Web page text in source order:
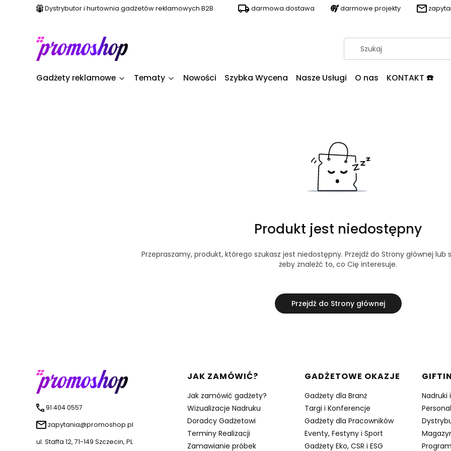
Dystrybutor i hurtownia gadżetów reklamowych B2B darmowa dostawa darmowe projekty
Gadżety reklamowe Tematy Nowości Szybka Wycena Nasze Usługi O nas KONTAKT ☎️
Produkt jest niedostępny
Przepraszamy, produkt, którego szukasz jest niedostępny. Przejdź do Strony głównej lub
żeby znaleźć to, co Cię interesuje.
Przejdź do Strony głównej
91 404 0557
zapytania@promoshop.pl
ul. Staffa 12, 71-149 Szczecin, PL
Linki w stopce
JAK ZAMÓWIĆ?
Jak zamówić gadżety?
Wizualizacje Nadruku
Doradcy Gadżetowi
Terminy Realizacji
Zamawianie próbek
GADŻETOWE OKAZJE
Gadżety dla Branż
Targi i Konferencje
Gadżety dla Pracowników
Eventy, Festyny i Sport
Gadżety Eko, CSR i ESG
Nadruki